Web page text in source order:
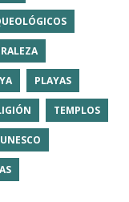
PLAYAS
TEMPLOS
UNESCO